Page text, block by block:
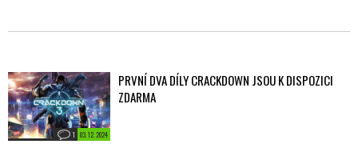
03. 12. 2024
1
PRVNÍ DVA DÍLY CRACKDOWN JSOU K DISPOZICI
ZDARMA